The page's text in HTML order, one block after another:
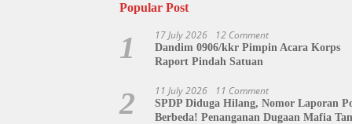
Popular Post
1 17 July 2026 12 Comment
Dandim 0906/kkr Pimpin Acara Korps
Raport Pindah Satuan
2 11 July 2026 11 Comment
SPDP Diduga Hilang, Nomor Laporan
Berbeda! Penanganan Dugaan Mafia